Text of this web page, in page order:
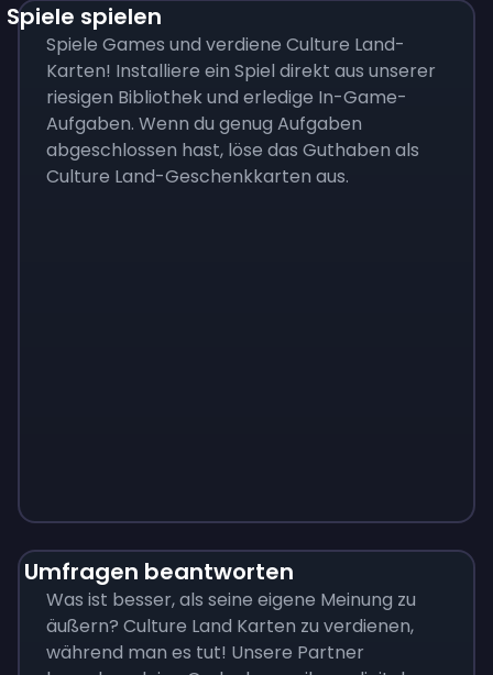
Spiele spielen
Spiele Games und verdiene Culture Land-
Karten! Installiere ein Spiel direkt aus unserer
riesigen Bibliothek und erledige In-Game-
Aufgaben. Wenn du genug Aufgaben
abgeschlossen hast, löse das Guthaben als
Culture Land-Geschenkkarten aus.
Umfragen beantworten
Was ist besser, als seine eigene Meinung zu
äußern? Culture Land Karten zu verdienen,
während man es tut! Unsere Partner